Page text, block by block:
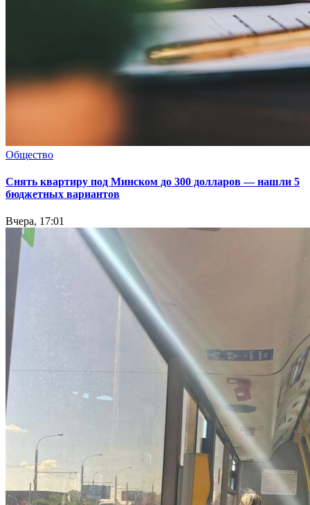
Общество
Снять квартиру под Минском до 300 долларов — нашли 5
бюджетных вариантов
Вчера, 17:01